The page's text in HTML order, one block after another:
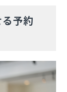
予約